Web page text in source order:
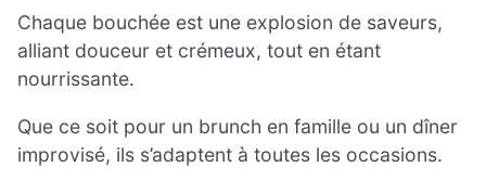
Chaque bouchée est une explosion de saveurs,
alliant douceur et crémeux, tout en étant
nourrissante.
Que ce soit pour un brunch en famille ou un dîner
improvisé, ils s’adaptent à toutes les occasions.